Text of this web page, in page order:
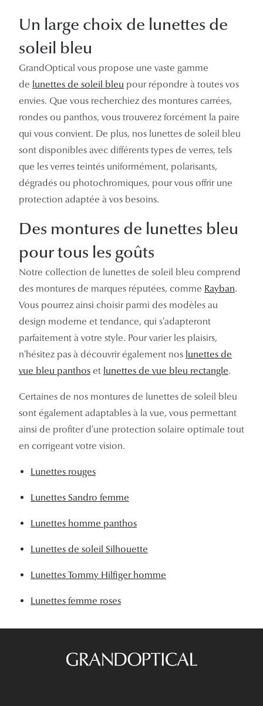
Un large choix de lunettes de
soleil bleu
GrandOptical vous propose une vaste gamme
de lunettes de soleil bleu pour répondre à toutes vos
envies. Que vous recherchiez des montures carrées,
rondes ou panthos, vous trouverez forcément la paire
qui vous convient. De plus, nos lunettes de soleil bleu
sont disponibles avec différents types de verres, tels
que les verres teintés uniformément, polarisants,
dégradés ou photochromiques, pour vous offrir une
protection adaptée à vos besoins.
Des montures de lunettes bleu
pour tous les goûts
Notre collection de lunettes de soleil bleu comprend
des montures de marques réputées, comme Rayban.
Vous pourrez ainsi choisir parmi des modèles au
design moderne et tendance, qui s'adapteront
parfaitement à votre style. Pour varier les plaisirs,
n'hésitez pas à découvrir également nos lunettes de
vue bleu panthos et lunettes de vue bleu rectangle.
Certaines de nos montures de lunettes de soleil bleu
sont également adaptables à la vue, vous permettant
ainsi de profiter d'une protection solaire optimale tout
en corrigeant votre vision.
Lunettes rouges
Lunettes Sandro femme
Lunettes homme panthos
Lunettes de soleil Silhouette
Lunettes Tommy Hilfiger homme
Lunettes femme roses